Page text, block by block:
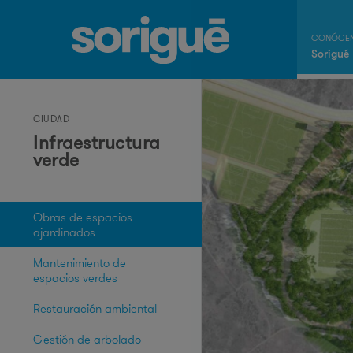
Sorigué
CIUDAD
Infraestructura
verde
Obras de espacios
ajardinados
Mantenimiento de
espacios verdes
Restauración ambiental
Gestión de arbolado